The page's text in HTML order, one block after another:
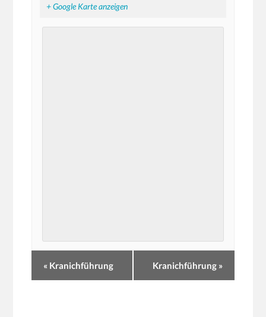
+ Google Karte anzeigen
« Kranichführung Kranichführung »